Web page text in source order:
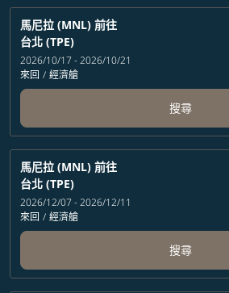
馬尼拉 (MNL) 前往
台北 (TPE)
2026/10/17 - 2026/10/21
來回 / 經濟艙
搜尋
馬尼拉 (MNL) 前往
台北 (TPE)
2026/12/07 - 2026/12/11
來回 / 經濟艙
搜尋